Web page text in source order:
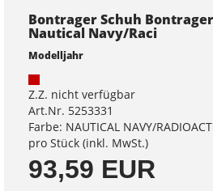
Bontrager Schuh
Nautical Navy/Raci
Modelljahr
Z.Z. nicht verfügbar
Art.Nr. 5253331
Farbe: NAUTICAL NAVY/
pro Stück (inkl. MwSt.)
93,59 EUR